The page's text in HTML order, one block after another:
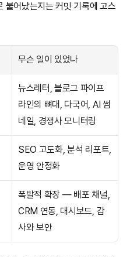
불어났는지는 커밋 기록에 고스
무슨 일이 있었나
뉴스레터, 블로그 파이프
라인의 뼈대, 다국어, AI 썸
네일, 경쟁사 모니터링
SEO 고도화, 분석 리포트,
운영 안정화
폭발적 확장 — 배포 채널,
CRM 연동, 대시보드, 감
사와 보안